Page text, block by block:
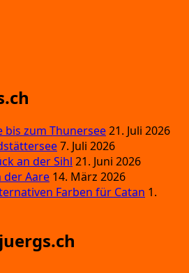
bis zum Thunersee21. Juli 2026
7. Juli 2026
an der Sihl 21. Juni 2026
der Aare 14. März 2026
Farben für Catan 1.